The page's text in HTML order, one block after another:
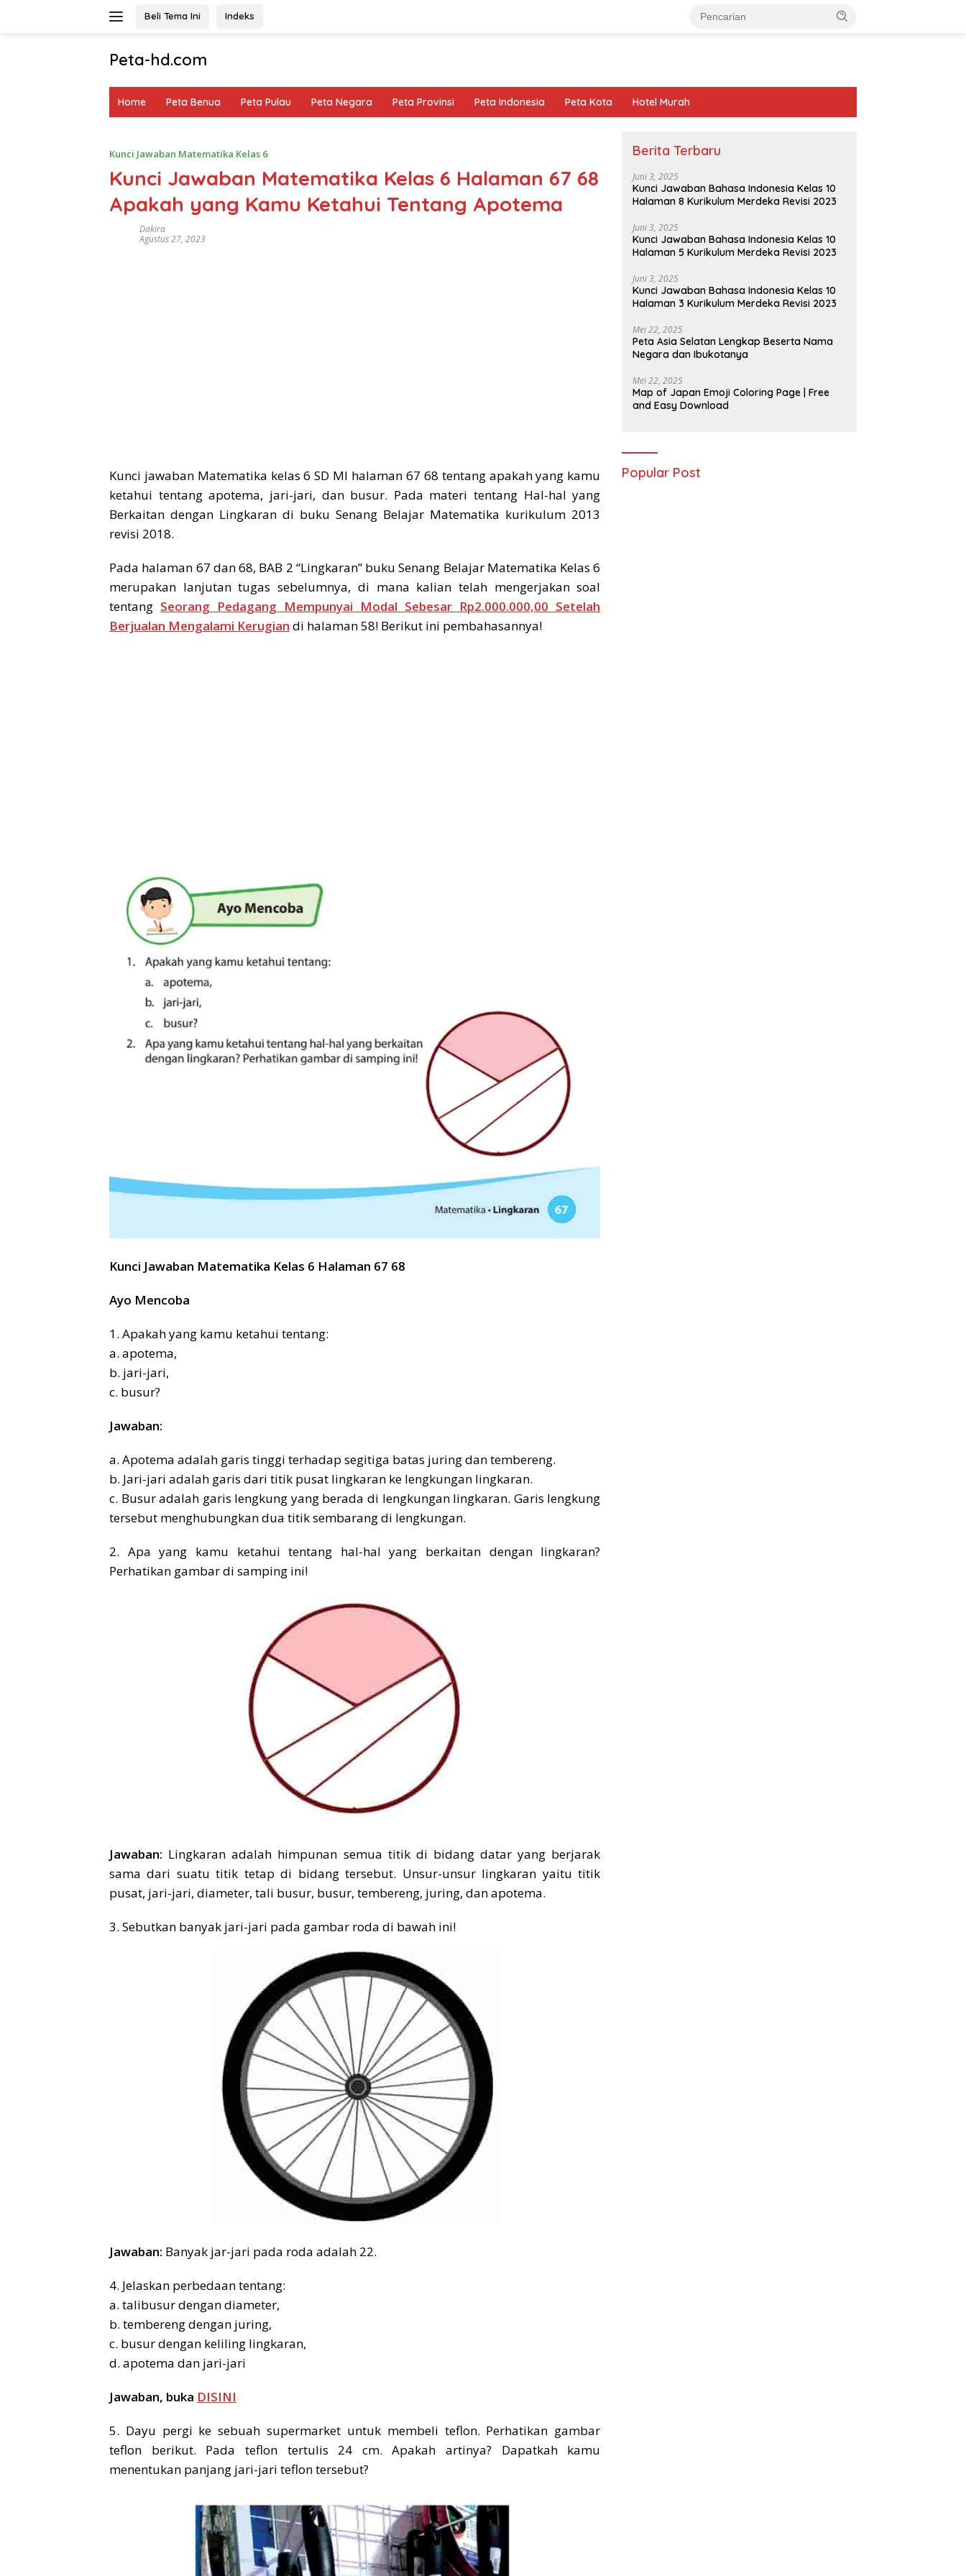
Beli Tema Ini Indeks
Peta-hd.com
Gambar
Home Peta Benua Peta Pulau Peta Negara Peta Provinsi Peta Indonesia Peta Kota Hotel Murah
Kunci Jawaban Matematika Kelas 6
Kunci Jawaban Matematika Kelas 6 Halaman 67 68
Apakah yang Kamu Ketahui Tentang Apotema
Dakira
Agustus 27, 2023
Kunci jawaban Matematika kelas 6 SD MI halaman 67 68 tentang apakah yang kamu
ketahui tentang apotema, jari-jari, dan busur. Pada materi tentang Hal-hal yang
Berkaitan dengan Lingkaran di buku Senang Belajar Matematika kurikulum 2013
revisi 2018.
Pada halaman 67 dan 68, BAB 2 “Lingkaran” buku Senang Belajar Matematika Kelas 6
merupakan lanjutan tugas sebelumnya, di mana kalian telah mengerjakan soal
tentang Seorang Pedagang Mempunyai Modal Sebesar Rp2.000.000,00 Setelah
Berjualan Mengalami Kerugian di halaman 58! Berikut ini pembahasannya!
Kunci Jawaban Matematika Kelas 6 Halaman 67 68
Ayo Mencoba
1. Apakah yang kamu ketahui tentang:
a. apotema,
b. jari-jari,
c. busur?
Jawaban:
a. Apotema adalah garis tinggi terhadap segitiga batas juring dan tembereng.
b. Jari-jari adalah garis dari titik pusat lingkaran ke lengkungan lingkaran.
c. Busur adalah garis lengkung yang berada di lengkungan lingkaran. Garis lengkung
tersebut menghubungkan dua titik sembarang di lengkungan.
2. Apa yang kamu ketahui tentang hal-hal yang berkaitan dengan lingkaran?
Perhatikan gambar di samping ini!
Jawaban: Lingkaran adalah himpunan semua titik di bidang datar yang berjarak
sama dari suatu titik tetap di bidang tersebut. Unsur-unsur lingkaran yaitu titik
pusat, jari-jari, diameter, tali busur, busur, tembereng, juring, dan apotema.
3. Sebutkan banyak jari-jari pada gambar roda di bawah ini!
Jawaban: Banyak jar-jari pada roda adalah 22.
4. Jelaskan perbedaan tentang:
a. talibusur dengan diameter,
b. tembereng dengan juring,
c. busur dengan keliling lingkaran,
d. apotema dan jari-jari
Jawaban, buka DISINI
5. Dayu pergi ke sebuah supermarket untuk membeli teflon. Perhatikan gambar
teflon berikut. Pada teflon tertulis 24 cm. Apakah artinya? Dapatkah kamu
menentukan panjang jari-jari teflon tersebut?
Berita Terbaru
Juni 3, 2025
Kunci Jawaban Bahasa Indonesia Kelas 10
Halaman 8 Kurikulum Merdeka Revisi 2023
Juni 3, 2025
Kunci Jawaban Bahasa Indonesia Kelas 10
Halaman 5 Kurikulum Merdeka Revisi 2023
Juni 3, 2025
Kunci Jawaban Bahasa Indonesia Kelas 10
Halaman 3 Kurikulum Merdeka Revisi 2023
Mei 22, 2025
Peta Asia Selatan Lengkap Beserta Nama
Negara dan Ibukotanya
Mei 22, 2025
Map of Japan Emoji Coloring Page | Free
and Easy Download
Popular Post